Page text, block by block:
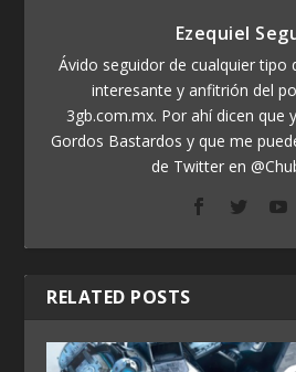
Ezequiel
Ávido seguidor de cualquier tipo
interesante y anfitrión del
3gb.com.mx. Por ahí dicen que
Gordos Bastardos y que me
de Twitter en
RELATED POSTS